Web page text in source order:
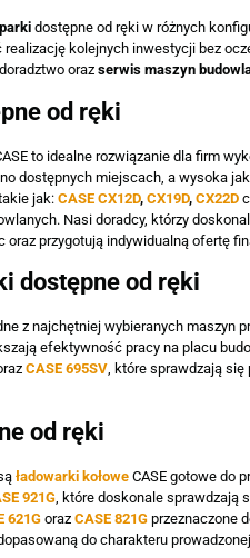
dostępne od ręki w różnych
realizację kolejnych inwestycji bez
oraz serwis maszyn
od ręki
to idealne rozwiązanie dla firm
dostępnych miejscach, a wysoka
jak: CASE CX12D, CX19D, CX22D
Nasi doradcy, którzy
oraz przygotują indywidualną ofertę
dostępne od ręki
z najchętniej wybieranych maszyn
efektywność pracy na placu
CASE 695SV, które sprawdzają się
od ręki
ładowarki kołowe CASE gotowe do
921G , które doskonale sprawdzają
621Goraz CASE 821G przeznaczone
do charakteru